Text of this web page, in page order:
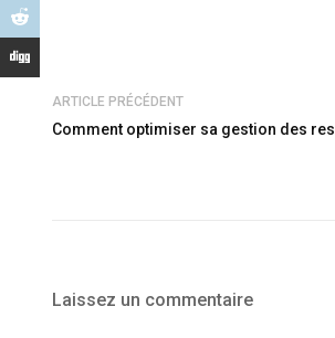
ARTICLE PRÉCÉDENT
Comment optimiser sa gestion des
Laissez un commentaire